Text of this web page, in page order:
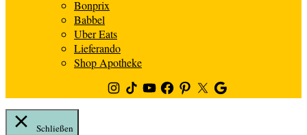
Bonprix
Babbel
Uber Eats
Lieferando
Shop Apotheke
Instagram
TikTokYoutubeFacebook
PinterestTwitterGoogle
News
Schließen